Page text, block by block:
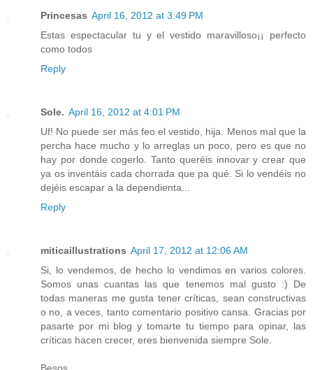
Princesas April 16, 2012 at 3:49 PM
Estas espectacular tu y el vestido maravilloso¡¡ perfecto
como todos
Reply
Sole. April 16, 2012 at 4:01 PM
Uf! No puede ser más feo el vestido, hija. Menos mal que la
percha hace mucho y lo arreglas un poco, pero es que no
hay por donde cogerlo. Tanto queréis innovar y crear que
ya os inventáis cada chorrada que pa qué. Si lo vendéis no
dejéis escapar a la dependienta...
Reply
miticaillustrations April 17, 2012 at 12:06 AM
Si, lo vendemos, de hecho lo vendimos en varios colores.
Somos unas cuantas las que tenemos mal gusto :) De
todas maneras me gusta tener críticas, sean constructivas
o no, a veces, tanto comentario positivo cansa. Gracias por
pasarte por mi blog y tomarte tu tiempo para opinar, las
críticas hacen crecer, eres bienvenida siempre Sole.
Besos